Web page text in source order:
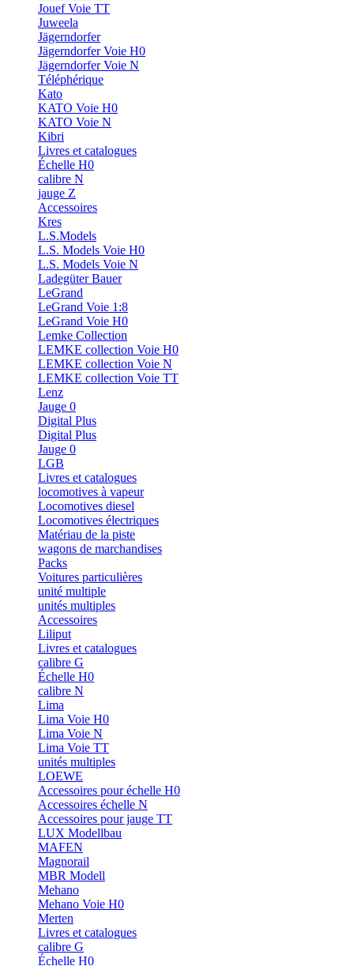
Jouef Voie TT
Juweela
Jägerndorfer
Jägerndorfer Voie H0
Jägerndorfer Voie N
Téléphérique
Kato
KATO Voie H0
KATO Voie N
Kibri
Livres et catalogues
Échelle H0
calibre N
jauge Z
Accessoires
Kres
L.S.Models
L.S. Models Voie H0
L.S. Models Voie N
Ladegüter Bauer
LeGrand
LeGrand Voie 1:8
LeGrand Voie H0
Lemke Collection
LEMKE collection Voie H0
LEMKE collection Voie N
LEMKE collection Voie TT
Lenz
Jauge 0
Digital Plus
Digital Plus
Jauge 0
LGB
Livres et catalogues
locomotives à vapeur
Locomotives diesel
Locomotives électriques
Matériau de la piste
wagons de marchandises
Packs
Voitures particulières
unité multiple
unités multiples
Accessoires
Liliput
Livres et catalogues
calibre G
Échelle H0
calibre N
Lima
Lima Voie H0
Lima Voie N
Lima Voie TT
unités multiples
LOEWE
Accessoires pour échelle H0
Accessoires échelle N
Accessoires pour jauge TT
LUX Modellbau
MAFEN
Magnorail
MBR Modell
Mehano
Mehano Voie H0
Merten
Livres et catalogues
calibre G
Échelle H0